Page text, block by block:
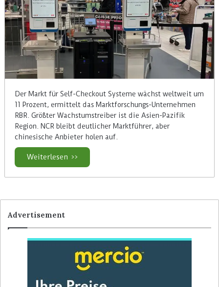
Der Markt für Self-Checkout Systeme wächst weltweit um
11 Prozent, ermittelt das Marktforschungs-Unternehmen
RBR. Größter Wachstumstreiber ist die Asien-Pazifik
Region. NCR bleibt deutlicher Marktführer, aber
chinesische Anbieter holen auf.
Weiterlesen >>
Advertisement